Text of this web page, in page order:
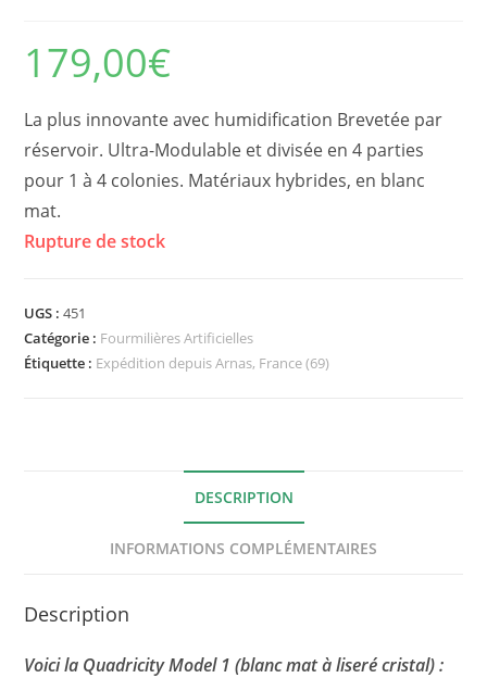
179,00€
La plus innovante avec humidification Brevetée par
réservoir. Ultra-Modulable et divisée en 4 parties
pour 1 à 4 colonies. Matériaux hybrides, en blanc
mat.
Rupture de stock
UGS :451
Catégorie : Fourmilières Artificielles
Étiquette : Expédition depuis Arnas, France (69)
DESCRIPTION
INFORMATIONS COMPLÉMENTAIRES
Description
Voici la Quadricity Model 1 (blanc mat à liseré cristal) :